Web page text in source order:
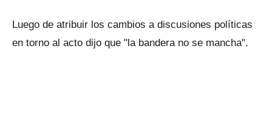
Luego de atribuir los cambios a discusiones políticas
en torno al acto dijo que "la bandera no se mancha".